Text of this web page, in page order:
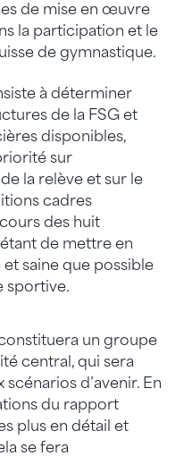
de mise en œuvre
la participation et le
de gymnastique.
à déterminer
de la FSG et
disponibles,
sur
la relève et sur le
cadres
des huit
de mettre en
et saine que possible
sportive.
un groupe
central, qui sera
d’avenir. En
du rapport
plus en détail et
se fera